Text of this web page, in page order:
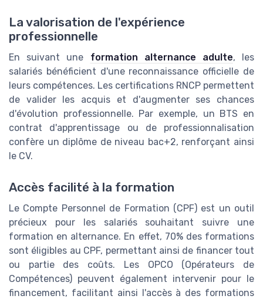
La valorisation de l'expérience
professionnelle
En suivant une formation alternance adulte, les
salariés bénéficient d'une reconnaissance officielle de
leurs compétences. Les certifications RNCP permettent
de valider les acquis et d'augmenter ses chances
d'évolution professionnelle. Par exemple, un BTS en
contrat d'apprentissage ou de professionnalisation
confère un diplôme de niveau bac+2, renforçant ainsi
le CV.
Accès facilité à la formation
Le Compte Personnel de Formation (CPF) est un outil
précieux pour les salariés souhaitant suivre une
formation en alternance. En effet, 70% des formations
sont éligibles au CPF, permettant ainsi de financer tout
ou partie des coûts. Les OPCO (Opérateurs de
Compétences) peuvent également intervenir pour le
financement, facilitant ainsi l'accès à des formations